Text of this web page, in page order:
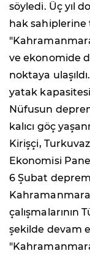
söyledi. Üç yıl
hak
ve ekonomide
noktaya
yatak
Nüfusun
kalıcı göç
Kirişçi,
Ekonomisi
6 Şubat
çalışmalarının
şekilde devam